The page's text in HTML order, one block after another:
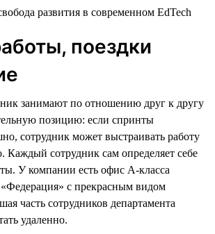
поездки
занимают по отношению друг к другу
позицию: если спринты
сотрудник может выстраивать работу
Каждый сотрудник сам определяет себе
У компании есть офис А-класса
с прекрасным видом
часть сотрудников департамента
удаленно.